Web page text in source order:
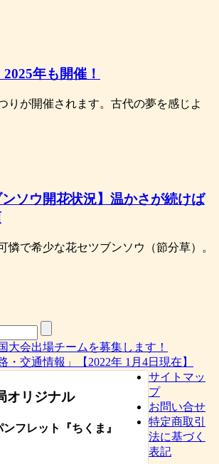
年も開催！
りが開催されます。古代の夢を感じよ
ンソウ開花状況】温かさが続けば
憐で希少な花セツブンソウ（節分草）。
大会出場チームを募集します！
・交通情報」【2022年 1月4日現在】
オリジナル
フレット 『ちくま 』
サイトマッ
プ
お問い合せ
特定商取引
法に基づく
表記